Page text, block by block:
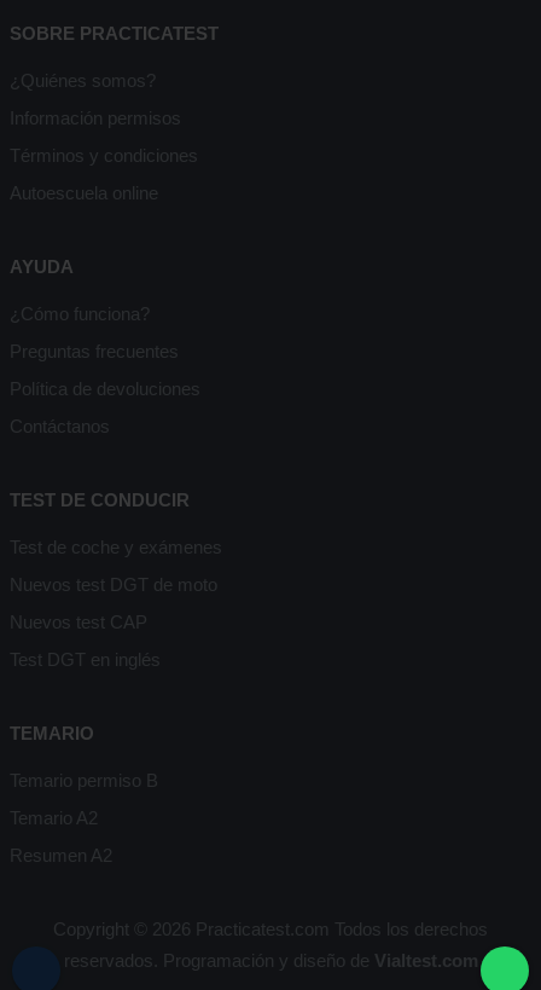
SOBRE PRACTICATEST
¿Quiénes somos?
Información permisos
Términos y condiciones
Autoescuela online
AYUDA
¿Cómo funciona?
Preguntas frecuentes
Política de devoluciones
Contáctanos
TEST DE CONDUCIR
Test de coche y exámenes
Nuevos test DGT de moto
Nuevos test CAP
Test DGT en inglés
TEMARIO
Temario permiso B
Temario A2
Resumen A2
Copyright © 2026 Practicatest.com Todos los derechos
reservados. Programación y diseño de Vialtest.com